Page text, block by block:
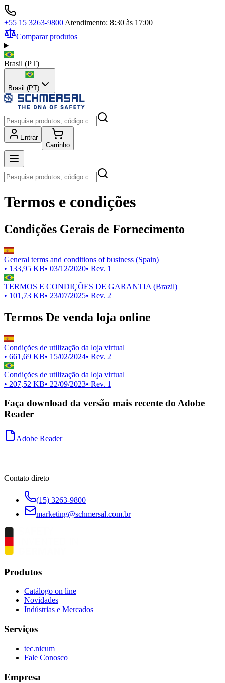
+55 15 3263-9800 Atendimento: 8:30 às 17:00
Comparar produtos
Brasil (PT)
Brasil (PT)
Entrar
Carrinho
Termos e condições
Condições Gerais de Fornecimento
General terms and conditions of business (Spain)
• 133,95 KB• 03/12/2020• Rev. 1
TERMOS E CONDIÇÕES DE GARANTIA (Brazil)
• 101,73 KB• 23/07/2025• Rev. 2
Termos De venda loja online
Condições de utilização da loja virtual
• 661,69 KB• 15/02/2024• Rev. 2
Condições de utilização da loja virtual
• 207,52 KB• 22/09/2023• Rev. 1
Faça download da versão mais recente do Adobe
Reader
Adobe Reader
Contato direto
(15) 3263-9800
marketing@schmersal.com.br
Produtos
Catálogo on line
Novidades
Indústrias e Mercados
Serviços
tec.nicum
Fale Conosco
Empresa